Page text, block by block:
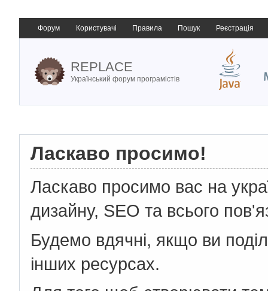
Форум Користувачі Правила Пошук Реєстрація
REPLACE
Український форум програмістів
Ласкаво просимо!
Ласкаво просимо вас на
дизайну, SEO та всього
Будемо вдячні, якщо ви
інших ресурсах.